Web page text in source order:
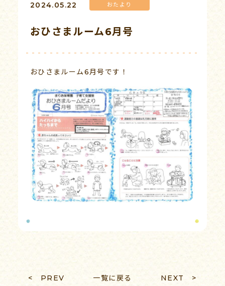
病後児保育 子育て支援
書類ダウンロード
情報公開
2024.05.22 おたより
おひさまルーム6月号
おひさまルーム6月号です！
< PREV 一覧に戻る NEXT >